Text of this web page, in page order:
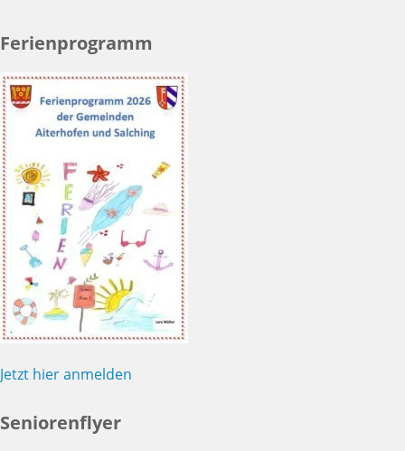
Ferienprogramm
Jetzt hier anmelden
Seniorenflyer